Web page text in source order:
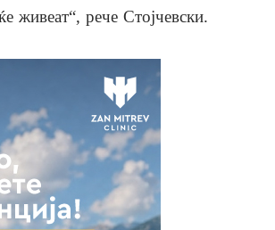
живеат“, рече Стојчевски.